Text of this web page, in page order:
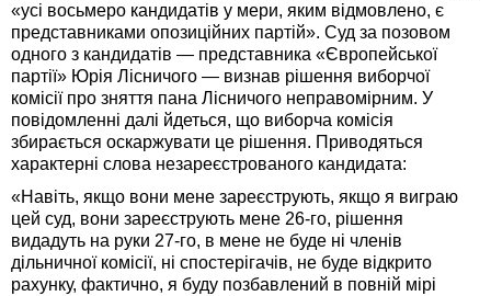
«усі восьмеро кандидатів у мери, яким відмовлено, є
представниками опозиційних партій». Суд за позовом
одного з кандидатів — представника «Європейської
партії» Юрія Лісничого — визнав рішення виборчої
комісії про зняття пана Лісничого неправомірним. У
повідомленні далі йдеться, що виборча комісія
збирається оскаржувати це рішення. Приводяться
характерні слова незареєстрованого кандидата:
«Навіть, якщо вони мене зареєструють, якщо я виграю
цей суд, вони зареєструють мене 26-го, рішення
видадуть на руки 27-го, в мене не буде ні членів
дільничної комісії, ні спостерігачів, не буде відкрито
рахунку, фактично, я буду позбавлений в повній мірі